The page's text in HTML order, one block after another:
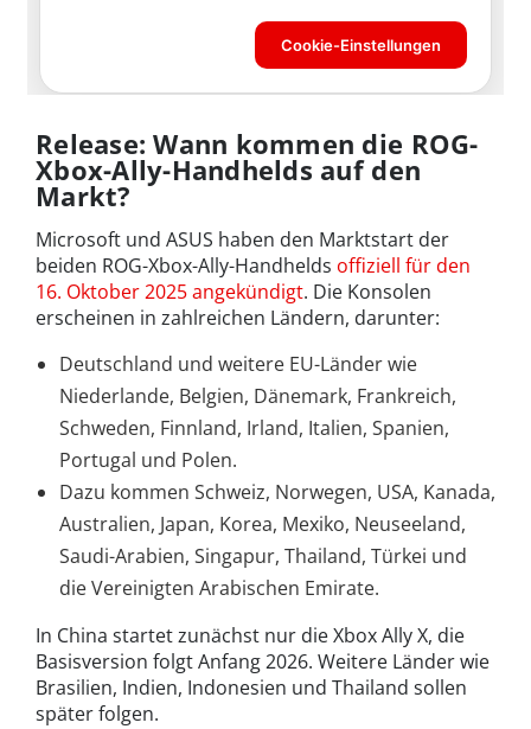
Release: Wann kommen die ROG-
Xbox-Ally-Handhelds auf den
Markt?
Microsoft und ASUS haben den Marktstart der
beiden ROG-Xbox-Ally-Handhelds offiziell für den
16. Oktober 2025 angekündigt. Die Konsolen
erscheinen in zahlreichen Ländern, darunter:
Deutschland und weitere EU-Länder wie
Niederlande, Belgien, Dänemark, Frankreich,
Schweden, Finnland, Irland, Italien, Spanien,
Portugal und Polen.
Dazu kommen Schweiz, Norwegen, USA, Kanada,
Australien, Japan, Korea, Mexiko, Neuseeland,
Saudi-Arabien, Singapur, Thailand, Türkei und
die Vereinigten Arabischen Emirate.
In China startet zunächst nur die Xbox Ally X, die
Basisversion folgt Anfang 2026. Weitere Länder wie
Brasilien, Indien, Indonesien und Thailand sollen
später folgen.